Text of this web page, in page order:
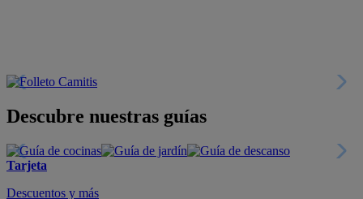
Descubre nuestras guías
Tarjeta
Descuentos y más